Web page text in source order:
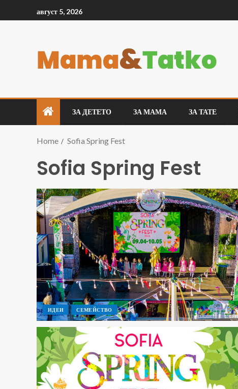
август 5, 2026
ЗА ДЕТЕТО ЗА МАМА ЗА ТАТЕ
Home Sofia Spring Fest
Sofia Spring Fest
ИДЕИ СЕМЕЙСТВО